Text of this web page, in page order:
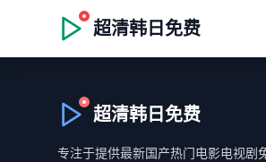
超清韩日免费
超清韩日免费
专注于提供最新国产热门电影电视剧